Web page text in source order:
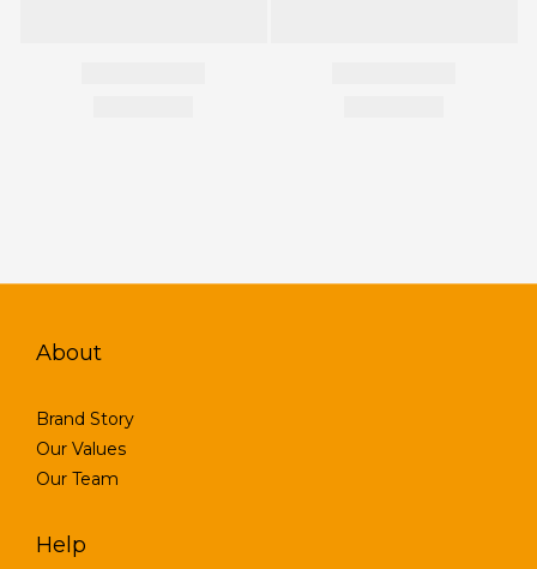
About
Brand Story
Our Values
Our Team
Help